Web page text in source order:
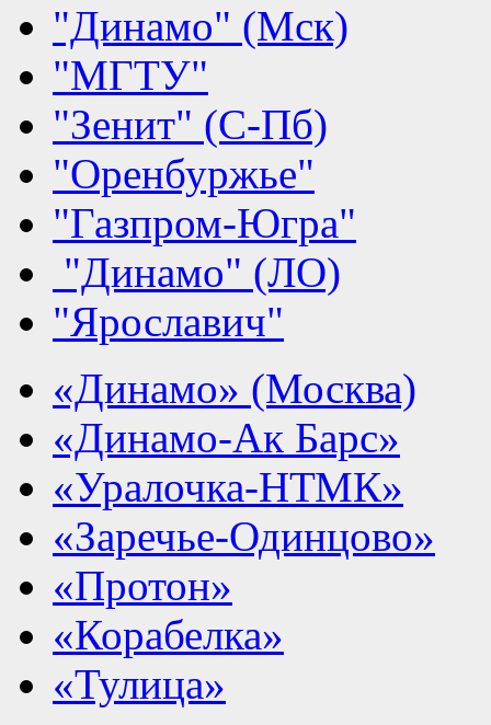
"Динамо" (Мск)
"МГТУ"
"Зенит" (С-Пб)
"Оренбуржье"
"Газпром-Югра"
"Динамо" (ЛО)
"Ярославич"
«Динамо» (Москва)
«Динамо-Ак Барс»
«Уралочка-НТМК»
«Заречье-Одинцово»
«Протон»
«Корабелка»
«Тулица»